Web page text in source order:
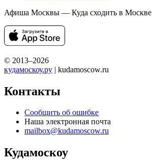
Афиша Москвы — Куда сходить в Москве
© 2013–2026
кудамоскоу.ру | kudamoscow.ru
Контакты
Сообщить об ошибке
Наша электронная почта
mailbox@kudamoscow.ru
Кудамоскоу